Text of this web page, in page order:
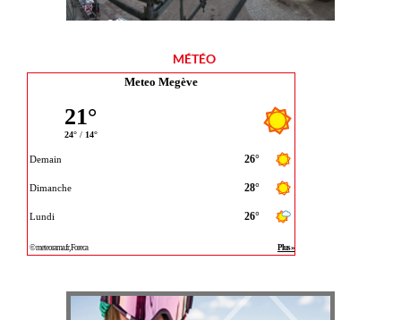
MÉTÉO
Meteo Megève